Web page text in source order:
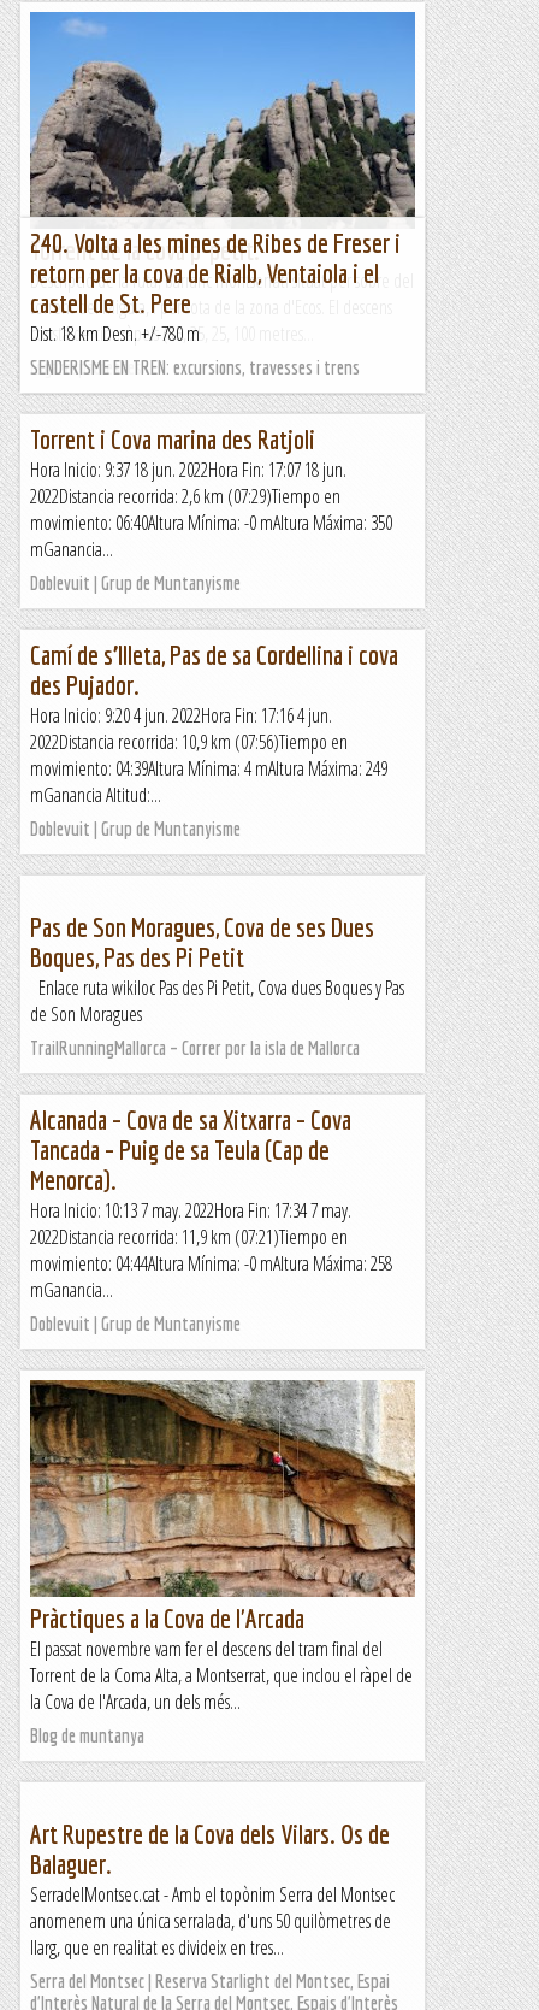
Torrent de la cova p-petit.
Descripció de la ruta; barranc montserratí situat per sobre del
torrent del Migdia, i per sota de la zona d'Ecos. El descens
consta de cinc ràpels (15, 25, 25, 100 metres...
Esgarrapacrestes
240. Volta a les mines de Ribes de Freser i
retorn per la cova de Rialb, Ventaiola i el
castell de St. Pere
Dist. 18 km Desn. +/-780 m
SENDERISME EN TREN: excursions, travesses i trens
Torrent i Cova marina des Ratjoli
Hora Inicio: 9:37 18 jun. 2022Hora Fin: 17:07 18 jun.
2022Distancia recorrida: 2,6 km (07:29)Tiempo en
movimiento: 06:40Altura Mínima: -0 mAltura Máxima: 350
mGanancia...
Doblevuit | Grup de Muntanyisme
Camí de s’Illeta, Pas de sa Cordellina i cova
des Pujador.
Hora Inicio: 9:20 4 jun. 2022Hora Fin: 17:16 4 jun.
2022Distancia recorrida: 10,9 km (07:56)Tiempo en
movimiento: 04:39Altura Mínima: 4 mAltura Máxima: 249
mGanancia Altitud:...
Doblevuit | Grup de Muntanyisme
Pas de Son Moragues, Cova de ses Dues
Boques, Pas des Pi Petit
Enlace ruta wikiloc Pas des Pi Petit, Cova dues Boques y Pas
de Son Moragues
TrailRunningMallorca – Correr por la isla de Mallorca
Alcanada – Cova de sa Xitxarra – Cova
Tancada – Puig de sa Teula (Cap de
Menorca).
Hora Inicio: 10:13 7 may. 2022Hora Fin: 17:34 7 may.
2022Distancia recorrida: 11,9 km (07:21)Tiempo en
movimiento: 04:44Altura Mínima: -0 mAltura Máxima: 258
mGanancia...
Doblevuit | Grup de Muntanyisme
Pràctiques a la Cova de l'Arcada
El passat novembre vam fer el descens del tram final del
Torrent de la Coma Alta, a Montserrat, que inclou el ràpel de
la Cova de l'Arcada, un dels més...
Blog de muntanya
Art Rupestre de la Cova dels Vilars. Os de
Balaguer.
SerradelMontsec.cat - Amb el topònim Serra del Montsec
anomenem una única serralada, d'uns 50 quilòmetres de
llarg, que en realitat es divideix en tres...
Serra del Montsec | Reserva Starlight del Montsec, Espai
d'Interès Natural de la Serra del Montsec, Espais d'Interès